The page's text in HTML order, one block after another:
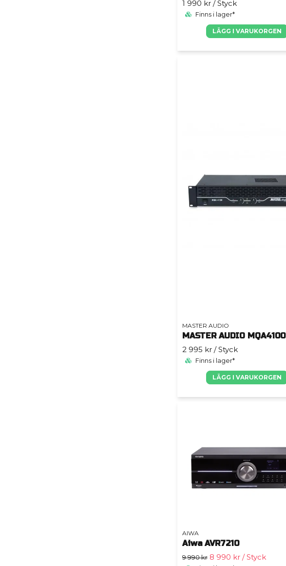
1 990 kr / Styck
Finns i lager*
LÄGG I VARUKORGEN
MASTER AUDIO
MASTER AUDIO MQA4100
2 995 kr / Styck
Finns i lager*
LÄGG I VARUKORGEN
AIWA
Aiwa AVR7210
9 990 kr 8 990 kr / Styck